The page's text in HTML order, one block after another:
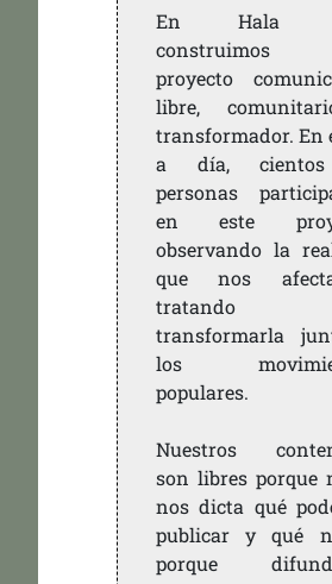
En Hala
proyecto
libre,
transformador. En
a día,
personas
en este
observando la
que nos
tratando
transformarla
los
populares.
Nuestros
son libres porque
nos dicta qué
publicar y qué
porque